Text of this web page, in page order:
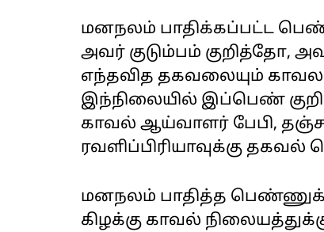
மனநலம் பாதிக்கப்பட்ட
அவர் குடும்பம் குறித்தோ,
எந்தவித தகவலையும்
இந்நிலையில் இப்பெண்
காவல் ஆய்வாளர் பேபி,
ரவளிப்பிரியாவுக்கு தகவல்
மனநலம் பாதித்த
கிழக்கு காவல்